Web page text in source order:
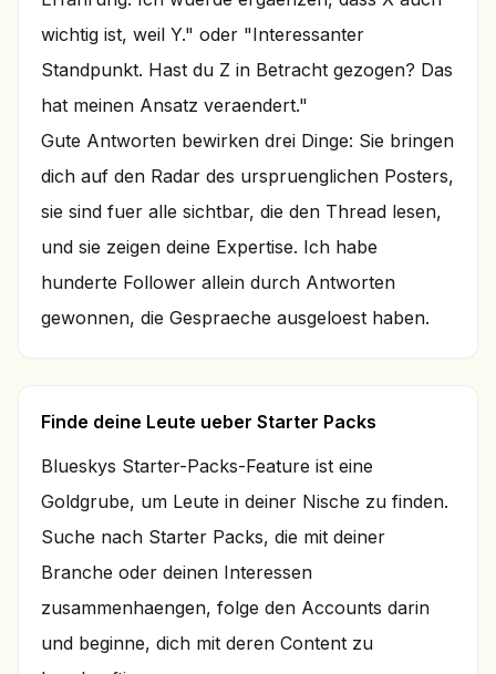
wichtig ist, weil Y." oder "Interessanter
Standpunkt. Hast du Z in Betracht gezogen? Das
hat meinen Ansatz veraendert."
Gute Antworten bewirken drei Dinge: Sie bringen
dich auf den Radar des urspruenglichen Posters,
sie sind fuer alle sichtbar, die den Thread lesen,
und sie zeigen deine Expertise. Ich habe
hunderte Follower allein durch Antworten
gewonnen, die Gespraeche ausgeloest haben.
Finde deine Leute ueber Starter Packs
Blueskys Starter-Packs-Feature ist eine
Goldgrube, um Leute in deiner Nische zu finden.
Suche nach Starter Packs, die mit deiner
Branche oder deinen Interessen
zusammenhaengen, folge den Accounts darin
und beginne, dich mit deren Content zu